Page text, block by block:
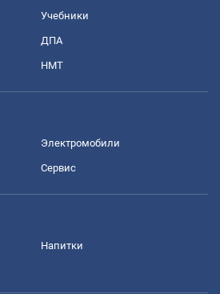
Учебники
ДПА
НМТ
Электромобили
Сервис
Напитки